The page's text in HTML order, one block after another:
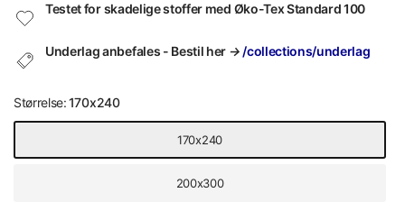
Testet for skadelige stoffer med Øko-Tex Standard 100
Underlag anbefales - Bestil her → /collections/underlag
Størrelse:170x240
170x240
200x300